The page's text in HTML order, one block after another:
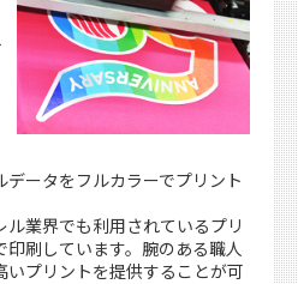
ータをフルカラーでプリント
業界でも利用されているプリ
刷しています。腕のある職人
いプリントを提供することが可